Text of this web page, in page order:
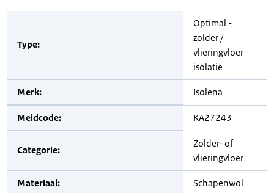
Type:
Optimal -
zolder /
vlieringvloer
isolatie
Merk: Isolena
Meldcode: KA27243
Categorie:
Zolder- of
vlieringvloer
Materiaal: Schapenwol